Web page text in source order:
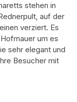
stehen in
auf der
verziert. Es
um es
sehr elegant und
Besucher mit